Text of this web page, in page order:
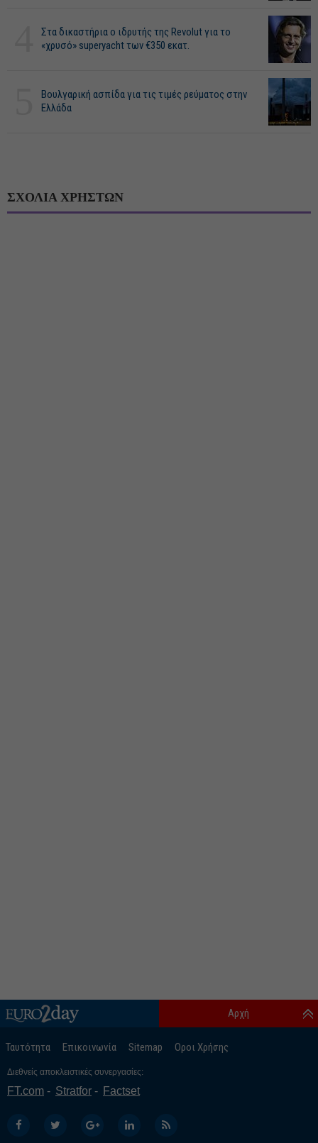
Στα δικαστήρια ο ιδρυτής της Revolut για το
«χρυσό» superyacht των €350 εκατ.
Βουλγαρική ασπίδα για τις τιμές ρεύματος στην
Ελλάδα
ΣΧΟΛΙΑ ΧΡΗΣΤΩΝ
Ταυτότητα Επικοινωνία Sitemap Οροι Χρήσης
Αρχή
Διεθνείς αποκλειστικές συνεργασίες:
FT.com Stratfor Factset